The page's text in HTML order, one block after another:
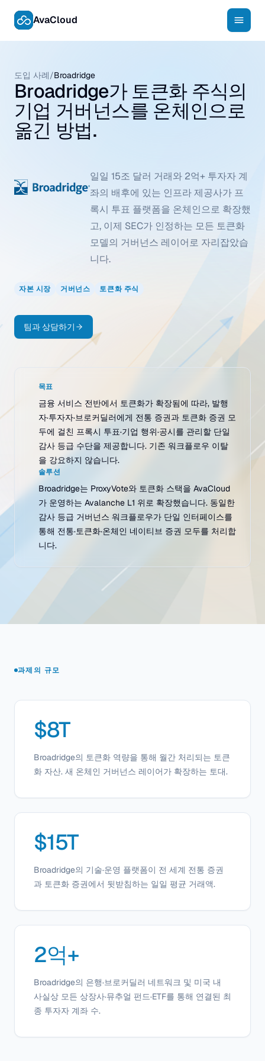
AvaCloud
도입 사례/Broadridge
Broadridge가 토큰화 주식의
기업 거버넌스를 온체인으로
옮긴 방법.
일일 15조 달러 거래와 2억+ 투자자 계
좌의 배후에 있는 인프라 제공사가 프
록시 투표 플랫폼을 온체인으로 확장했
고, 이제 SEC가 인정하는 모든 토큰화
모델의 거버넌스 레이어로 자리잡았습
니다.
자본 시장 거버넌스 토큰화 주식
팀과 상담하기
목표
금융 서비스 전반에서 토큰화가 확장됨에 따라, 발행
자·투자자·브로커딜러에게 전통 증권과 토큰화 증권 모
두에 걸친 프록시 투표·기업 행위·공시를 관리할 단일
감사 등급 수단을 제공합니다. 기존 워크플로우 이탈
을 강요하지 않습니다.
솔루션
Broadridge는 ProxyVote와 토큰화 스택을 AvaCloud
가 운영하는 Avalanche L1 위로 확장했습니다. 동일한
감사 등급 거버넌스 워크플로우가 단일 인터페이스를
통해 전통·토큰화·온체인 네이티브 증권 모두를 처리합
니다.
과제의 규모
$8T
Broadridge의 토큰화 역량을 통해 월간 처리되는 토큰
화 자산. 새 온체인 거버넌스 레이어가 확장하는 토대.
$15T
Broadridge의 기술·운영 플랫폼이 전 세계 전통 증권
과 토큰화 증권에서 뒷받침하는 일일 평균 거래액.
2억+
Broadridge의 은행·브로커딜러 네트워크 및 미국 내
사실상 모든 상장사·뮤추얼 펀드·ETF를 통해 연결된 최
종 투자자 계좌 수.